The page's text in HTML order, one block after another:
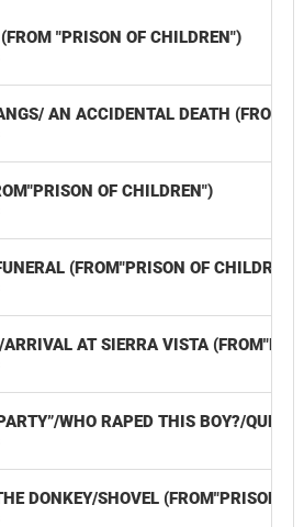
"PRISON OF CHILDREN")
AN ACCIDENTAL DEATH (FROM
OF CHILDREN")
(FROM"PRISON OF CHILDREN")
ARRIVAL AT SIERRA VISTA
WHO RAPED THIS BOY?/
DONKEY/SHOVEL (FROM"PRISON